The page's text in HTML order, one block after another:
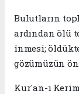
Bulutların
ardından ölü
inmesi;
gözümüzün
​Kur'an-ı